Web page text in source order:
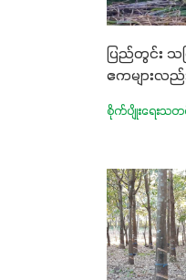
ပြည်တွင်း သ
ဧကများလည်
စိုက်ပျိုးရေးသတ